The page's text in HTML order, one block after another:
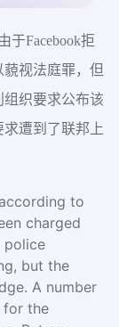
于Facebook拒
视法庭罪，但
织要求公布该
遭到了联邦上
to
charged
police
but the
A number
for the